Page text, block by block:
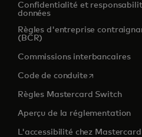
onglet
Confidentialité et
données
Règles d'entreprise
(BCR)
Commissions interbancaires
Code de conduites’ouvre dans
Règles Mastercard Switch
Aperçu de la réglementation
L'accessibilité chez Mastercard